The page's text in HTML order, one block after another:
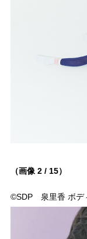
（画像 2 / 15）
©︎SDP 泉里香 ボデ